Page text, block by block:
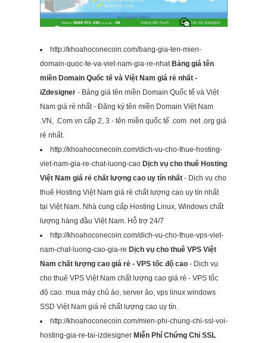
http://khoahoconecoin.com/bang-gia-ten-mien-
domain-quoc-te-va-viet-nam-gia-re-nhat Bảng giá tên
miền Domain Quốc tế và Việt Nam giá rẻ nhất -
iZdesigner- Bảng giá tên miền Domain Quốc tế và Việt
Nam giá rẻ nhất - Đăng ký tên miền Domain Việt Nam
.VN, .Com.vn cấp 2, 3 - tên miền quốc tế .com .net .org giá
rẻ nhất.
http://khoahoconecoin.com/dich-vu-cho-thue-hosting-
viet-nam-gia-re-chat-luong-cao Dịch vụ cho thuê Hosting
Việt Nam giá rẻ chất lượng cao uy tín nhất- Dịch vụ cho
thuê Hosting Việt Nam giá rẻ chất lượng cao uy tín nhất
tại Việt Nam. Nhà cung cấp Hosting Linux, Windows chất
lượng hàng đầu Việt Nam. Hỗ trợ 24/7
http://khoahoconecoin.com/dich-vu-cho-thue-vps-viet-
nam-chat-luong-cao-gia-re Dịch vụ cho thuê VPS Việt
Nam chất lượng cao giá rẻ - VPS tốc độ cao- Dịch vụ
cho thuê VPS Việt Nam chất lượng cao giá rẻ - VPS tốc
độ cao. mua máy chủ ảo, server ảo, vps linux windows
SSD Việt Nam giá rẻ chất lượng cao uy tín.
http://khoahoconecoin.com/mien-phi-chung-chi-ssl-voi-
hosting-gia-re-tai-izdesigner Miễn Phí Chứng Chỉ SSL